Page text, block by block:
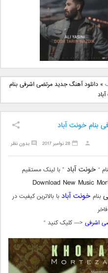
دانلود آهنگ جدید فرزاد
فرزین بنام آتیش
دانلود آهنگ جدید علی
یاسینی بنام دورترین نزدیک
»دانلود آهنگ جدید مرتضی اشرفی بنام
بنام خونت آباد
بدون نظر 28 نوامبر 2017
“ خونت آباد ” با لینک مستقیم
Download New Music
بنام خونت آباد با بالاترین کیفیت در
اشرفی <— کلیک کنید “